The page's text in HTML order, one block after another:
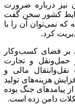
نیز درباره ضرورت
کشور سخن گفت
که نمی‌توان آن را با
کرد.
بر فضای کسب‌وکار
حمل‌ونقل و تجارت
مالی و
هزینه‌های تولید
پیامدهای جنگ بوده
دامن زده است.